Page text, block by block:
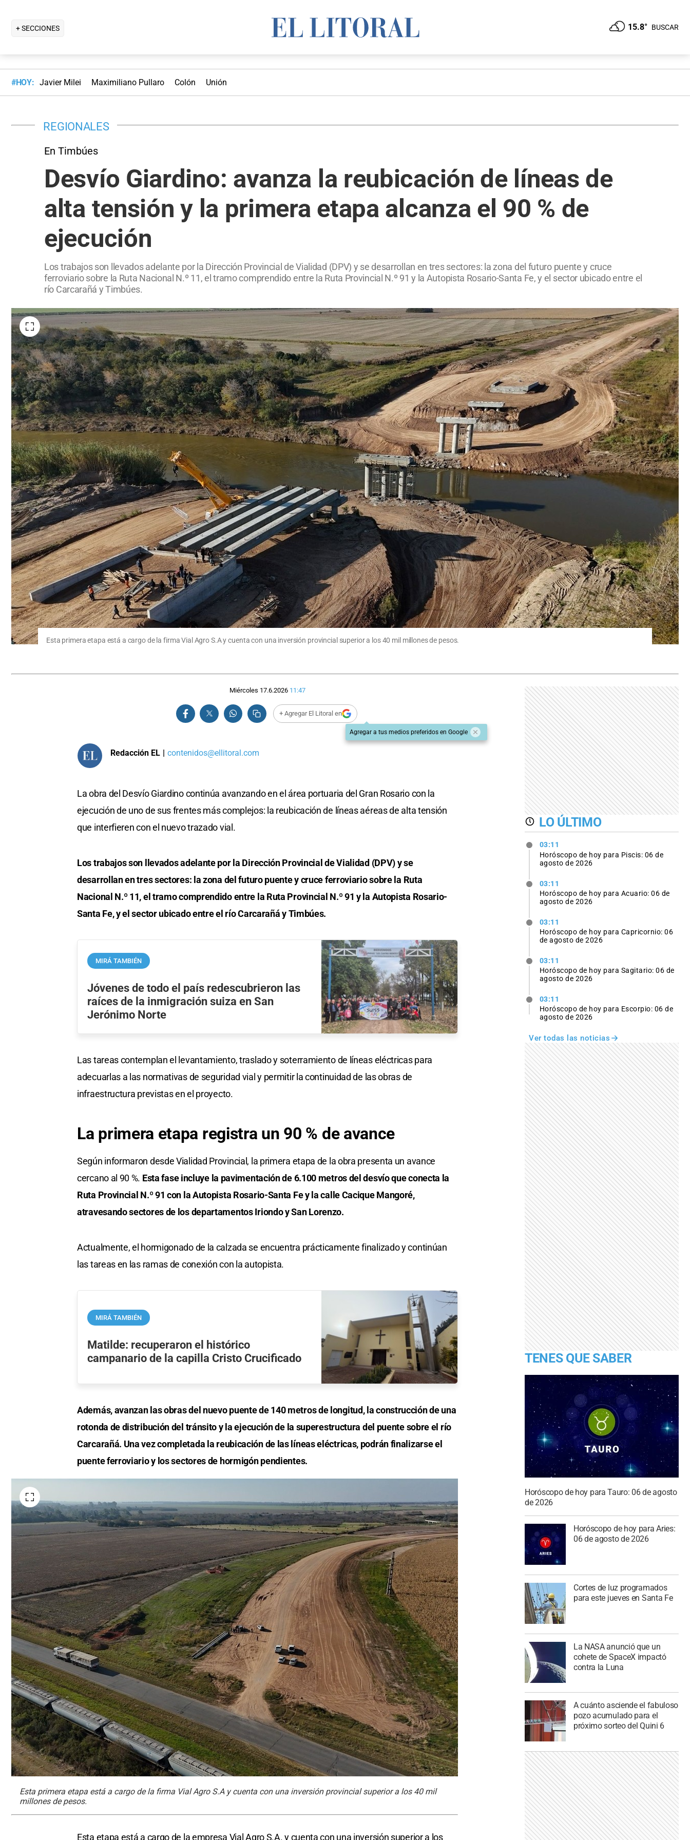
+ SECCIONES 15.8° BUSCAR
#HOY: Javier Milei Maximiliano Pullaro Colón Unión
REGIONALES
En Timbúes
Desvío Giardino: avanza la reubicación de líneas de
alta tensión y la primera etapa alcanza el 90 % de
ejecución
Los trabajos son llevados adelante por la Dirección Provincial de Vialidad (DPV) y se desarrollan en tres sectores: la zona del futuro puente y cruce
ferroviario sobre la Ruta Nacional N.º 11, el tramo comprendido entre la Ruta Provincial N.º 91 y la Autopista Rosario-Santa Fe, y el sector ubicado entre el
río Carcarañá y Timbúes.
Esta primera etapa está a cargo de la firma Vial Agro S.A y cuenta con una inversión provincial superior a los 40 mil millones de pesos.
Miércoles 17.6.2026 11:47
+ Agregar El Litoral en
Agregar a tus medios preferidos en Google
Redacción EL | contenidos@ellitoral.com
La obra del Desvío Giardino continúa avanzando en el área portuaria del Gran Rosario con la
ejecución de uno de sus frentes más complejos: la reubicación de líneas aéreas de alta tensión
que interfieren con el nuevo trazado vial.
Los trabajos son llevados adelante por la Dirección Provincial de Vialidad (DPV) y se
desarrollan en tres sectores: la zona del futuro puente y cruce ferroviario sobre la Ruta
Nacional N.º 11, el tramo comprendido entre la Ruta Provincial N.º 91 y la Autopista Rosario-
Santa Fe, y el sector ubicado entre el río Carcarañá y Timbúes.
MIRÁ TAMBIÉN
Jóvenes de todo el país redescubrieron las
raíces de la inmigración suiza en San
Jerónimo Norte
Las tareas contemplan el levantamiento, traslado y soterramiento de líneas eléctricas para
adecuarlas a las normativas de seguridad vial y permitir la continuidad de las obras de
infraestructura previstas en el proyecto.
La primera etapa registra un 90 % de avance
Según informaron desde Vialidad Provincial, la primera etapa de la obra presenta un avance
cercano al 90 %. Esta fase incluye la pavimentación de 6.100 metros del desvío que conecta la
Ruta Provincial N.º 91 con la Autopista Rosario-Santa Fe y la calle Cacique Mangoré,
atravesando sectores de los departamentos Iriondo y San Lorenzo.
Actualmente, el hormigonado de la calzada se encuentra prácticamente finalizado y continúan
las tareas en las ramas de conexión con la autopista.
MIRÁ TAMBIÉN
Matilde: recuperaron el histórico
campanario de la capilla Cristo Crucificado
Además, avanzan las obras del nuevo puente de 140 metros de longitud, la construcción de una
rotonda de distribución del tránsito y la ejecución de la superestructura del puente sobre el río
Carcarañá. Una vez completada la reubicación de las líneas eléctricas, podrán finalizarse el
puente ferroviario y los sectores de hormigón pendientes.
Esta primera etapa está a cargo de la firma Vial Agro S.A y cuenta con una inversión provincial superior a los 40 mil
millones de pesos.
Esta etapa está a cargo de la empresa Vial Agro S.A. y cuenta con una inversión superior a los
LO ÚLTIMO
03:11
Horóscopo de hoy para Piscis: 06 de
agosto de 2026
03:11
Horóscopo de hoy para Acuario: 06 de
agosto de 2026
03:11
Horóscopo de hoy para Capricornio: 06
de agosto de 2026
03:11
Horóscopo de hoy para Sagitario: 06 de
agosto de 2026
03:11
Horóscopo de hoy para Escorpio: 06 de
agosto de 2026
Ver todas las noticias
TENES QUE SABER
Horóscopo de hoy para Tauro: 06 de agosto
de 2026
Horóscopo de hoy para Aries:
06 de agosto de 2026
Cortes de luz programados
para este jueves en Santa Fe
La NASA anunció que un
cohete de SpaceX impactó
contra la Luna
A cuánto asciende el fabuloso
pozo acumulado para el
próximo sorteo del Quini 6